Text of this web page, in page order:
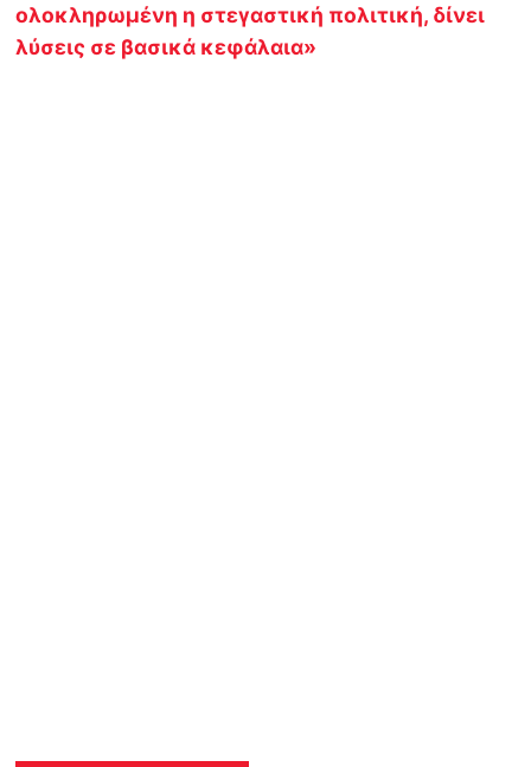
ολοκληρωμένη η στεγαστική πολιτική, δίνει
λύσεις σε βασικά κεφάλαια»